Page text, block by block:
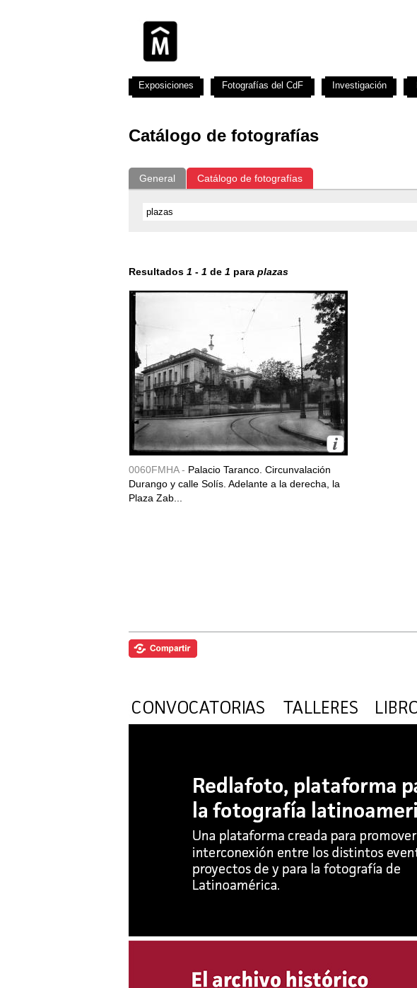
Catálogo de fotografías
General Catálogo de fotografías
Resultados 1 - 1 de 1 para plazas
0060FMHA - Palacio Taranco. Circunvalación
Durango y calle Solís. Adelante a la derecha, la
Plaza Zab...
Exposiciones Fotografías del CdF Investigación